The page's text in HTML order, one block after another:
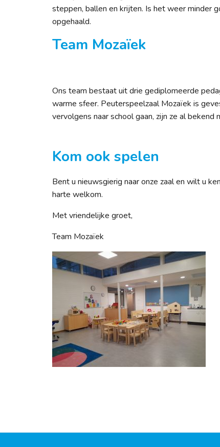
steppen, ballen en krijten. Is het weer minder
opgehaald.
Team Mozaïek
Ons team bestaat uit drie gediplomeerde
warme sfeer. Peuterspeelzaal Mozaïek is
vervolgens naar school gaan, zijn ze al
Kom ook spelen
Bent u nieuwsgierig naar onze zaal en wilt u
harte welkom.
Met vriendelijke groet,
Team Mozaïek